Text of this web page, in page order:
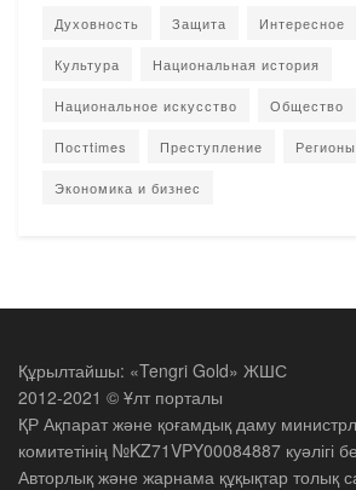
Духовность Защита Интересное
Культура Национальная история
Национальное искусство Общество
Постtimes Преступление Регионы
Экономика и бизнес
Құрылтайшы: «Tengri Gold» ЖШС
2012-2021 © Ұлт порталы
ҚР Ақпарат және қоғамдық даму
комитетінің №KZ71VPY00084887 куәлігі
Авторлық және жарнама құқықтар толық